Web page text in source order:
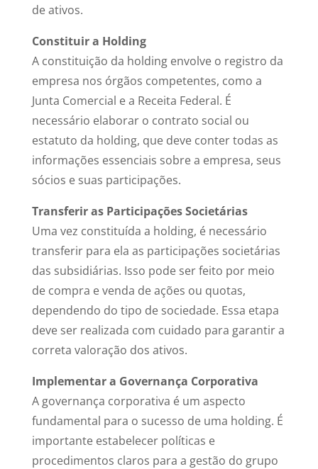
de ativos.
Constituir a Holding
A constituição da holding envolve o registro da
empresa nos órgãos competentes, como a
Junta Comercial e a Receita Federal. É
necessário elaborar o contrato social ou
estatuto da holding, que deve conter todas as
informações essenciais sobre a empresa, seus
sócios e suas participações.
Transferir as Participações Societárias
Uma vez constituída a holding, é necessário
transferir para ela as participações societárias
das subsidiárias. Isso pode ser feito por meio
de compra e venda de ações ou quotas,
dependendo do tipo de sociedade. Essa etapa
deve ser realizada com cuidado para garantir a
correta valoração dos ativos.
Implementar a Governança Corporativa
A governança corporativa é um aspecto
fundamental para o sucesso de uma holding. É
importante estabelecer políticas e
procedimentos claros para a gestão do grupo